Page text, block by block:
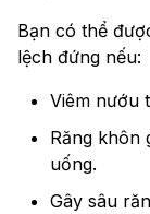
Bạn có thể
lệch đứng nếu:
Viêm nướu
Răng khôn
uống.
Gây sâu